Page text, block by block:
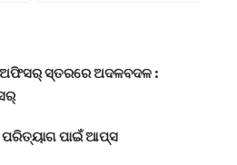
ସ୍ତରରେ ଅଦଳବଦଳ :
ପରିତ୍ୟାଗ ପାଇଁ ଆପ୍‌ସ